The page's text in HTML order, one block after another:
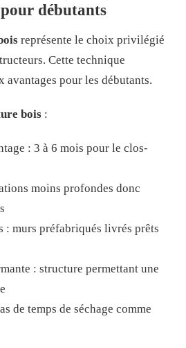
débutants
représente le choix privilégié
Cette technique
avantages pour les débutants.
bois :
: 3 à 6 mois pour le clos-
moins profondes donc
: murs préfabriqués livrés prêts
: structure permettant une
de temps de séchage comme